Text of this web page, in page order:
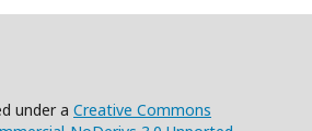
under a Creative Commons